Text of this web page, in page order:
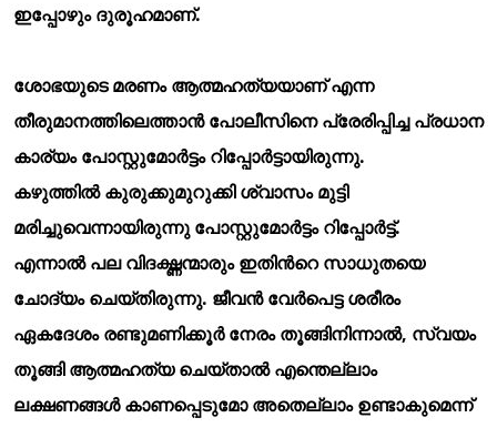
ഇപ്പോഴും ദുരൂഹമാണ്.
ശോഭയുടെ മരണം ആത്മഹത്യയാണ് എന്ന
തീരുമാനത്തിലെത്താന്പോലീസിനെ പ്രേരിപ്പിച്ച പ്രധാന
കാര്യം പോസ്റ്റുമോര്ട്ടം റിപ്പോര്ട്ടായിരുന്നു.
കഴുത്തില്കുരുക്കുമുറുക്കി ശ്വാസം മുട്ടി
മരിച്ചുവെന്നായിരുന്നു പോസ്റ്റുമോര്ട്ടം റിപ്പോര്ട്ട്.
എന്നാല്പല വിദഗ്ദ്ധന്മാരും ഇതിന്റെ സാധുതയെ
ചോദ്യം ചെയ്തിരുന്നു. ജീവന്വേര്പെട്ട ശരീരം
ഏകദേശം രണ്ടുമണിക്കൂര്നേരം തൂങ്ങിനിന്നാല്, സ്വയം
തൂങ്ങി ആത്മഹത്യ ചെയ്താല്എന്തെല്ലാം
ലക്ഷണങ്ങള്കാണപ്പെടുമോ അതെല്ലാം ഉണ്ടാകുമെന്ന്